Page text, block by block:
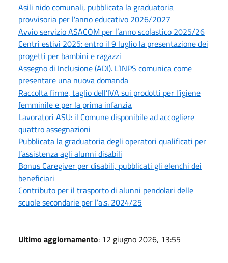
Asili nido comunali, pubblicata la graduatoria
provvisoria per l'anno educativo 2026/2027
Avvio servizio ASACOM per l’anno scolastico 2025/26
Centri estivi 2025: entro il 9 luglio la presentazione dei
progetti per bambini e ragazzi
Assegno di Inclusione (ADI). L’INPS comunica come
presentare una nuova domanda
Raccolta firme, taglio dell’IVA sui prodotti per l’igiene
femminile e per la prima infanzia
Lavoratori ASU: il Comune disponibile ad accogliere
quattro assegnazioni
Pubblicata la graduatoria degli operatori qualificati per
l’assistenza agli alunni disabili
Bonus Caregiver per disabili, pubblicati gli elenchi dei
beneficiari
Contributo per il trasporto di alunni pendolari delle
scuole secondarie per l’a.s. 2024/25
Ultimo aggiornamento: 12 giugno 2026, 13:55